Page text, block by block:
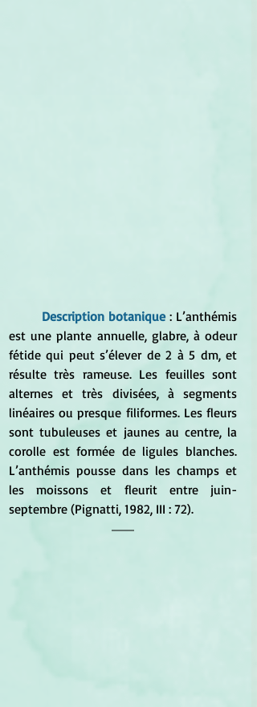
Description botanique : L’anthémis
est une plante annuelle, glabre, à odeur
fétide qui peut s’élever de 2 à 5 dm, et
résulte très rameuse. Les feuilles sont
alternes et très divisées, à segments
linéaires ou presque filiformes. Les fleurs
sont tubuleuses et jaunes au centre, la
corolle est formée de ligules blanches.
L’anthémis pousse dans les champs et
les moissons et fleurit entre juin-
septembre (Pignatti, 1982, III : 72).